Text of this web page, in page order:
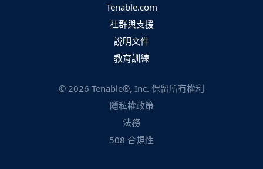
Tenable.com
社群與支援
說明文件
教育訓練
© 2026 Tenable®, Inc. 保留所有權利
隱私權政策
法務
508 合規性